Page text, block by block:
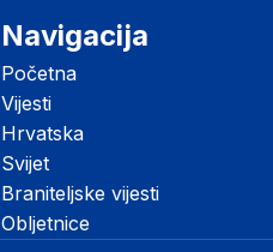
Navigacija
Početna
Vijesti
Hrvatska
Svijet
Braniteljske vijesti
Obljetnice